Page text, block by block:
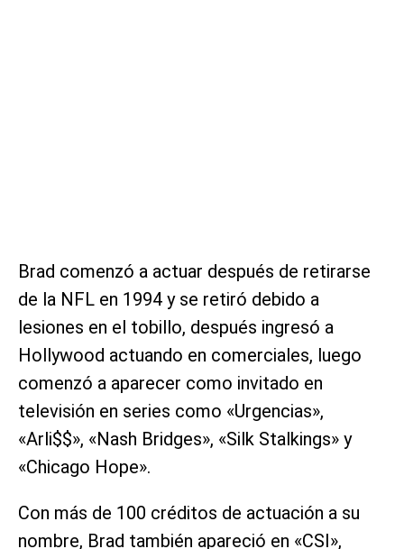
Brad comenzó a actuar después de retirarse
de la NFL en 1994 y se retiró debido a
lesiones en el tobillo, después ingresó a
Hollywood actuando en comerciales, luego
comenzó a aparecer como invitado en
televisión en series como «Urgencias»,
«Arli$$», «Nash Bridges», «Silk Stalkings» y
«Chicago Hope».
Con más de 100 créditos de actuación a su
nombre, Brad también apareció en «CSI»,